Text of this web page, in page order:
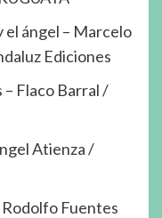
el ángel – Marcelo
Ediciones
– Flaco Barral /
Atienza /
Fuentes